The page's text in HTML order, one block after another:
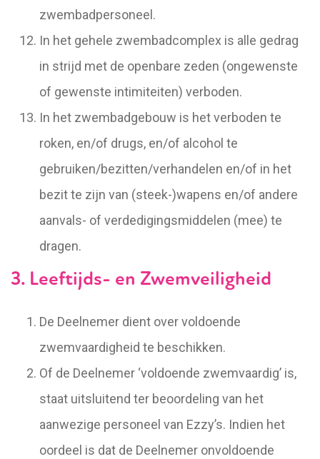
zwembadpersoneel.
In het gehele zwembadcomplex is alle gedrag
in strijd met de openbare zeden (ongewenste
of gewenste intimiteiten) verboden.
In het zwembadgebouw is het verboden te
roken, en/of drugs, en/of alcohol te
gebruiken/bezitten/verhandelen en/of in het
bezit te zijn van (steek-)wapens en/of andere
aanvals- of verdedigingsmiddelen (mee) te
dragen.
3. Leeftijds- en Zwemveiligheid
De Deelnemer dient over voldoende
zwemvaardigheid te beschikken.
Of de Deelnemer ‘voldoende zwemvaardig’ is,
staat uitsluitend ter beoordeling van het
aanwezige personeel van Ezzy’s. Indien het
oordeel is dat de Deelnemer onvoldoende